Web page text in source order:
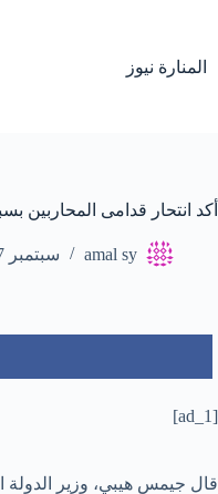
المنارة نيوز
أكد انتحار قدامى المحاربين
amal sy سبتمبر 7, 2021
[ad_1]
قال جيمس هيبي، وزير الدولة